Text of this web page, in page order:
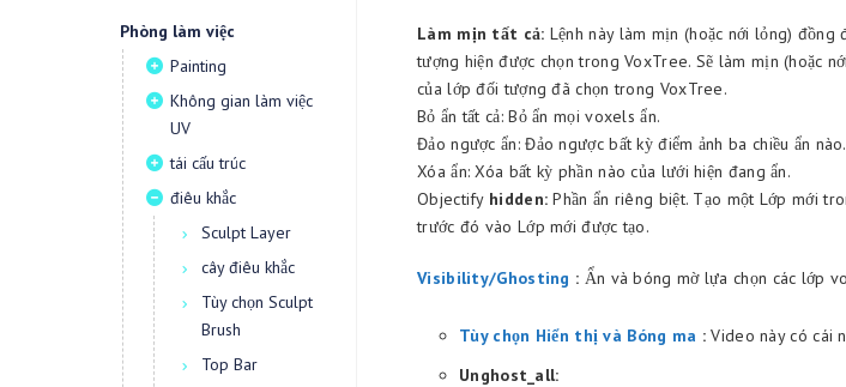
Phòng làm việc
Painting
Không gian làm việc
UV
tái cấu trúc
điêu khắc
Sculpt Layer
cây điêu khắc
Tùy chọn Sculpt
Brush
Top Bar
Làm mịn tất cả: Lệnh này làm mịn (hoặc nới lỏng) đồng
tượng hiện được chọn trong VoxTree. Sẽ làm mịn (hoặc
của lớp đối tượng đã chọn trong VoxTree.
Bỏ ẩn tất cả: Bỏ ẩn mọi voxels ẩn.
Đảo ngược ẩn: Đảo ngược bất kỳ điểm ảnh ba chiều ẩn nào.
Xóa ẩn: Xóa bất kỳ phần nào của lưới hiện đang ẩn.
Objectify hidden: Phần ẩn riêng biệt. Tạo một Lớp mới
trước đó vào Lớp mới được tạo.
Visibility/Ghosting : Ẩn và bóng mờ lựa chọn các lớp
Tùy chọn Hiển thị và Bóng ma : Video này có cái
Unghost_all: